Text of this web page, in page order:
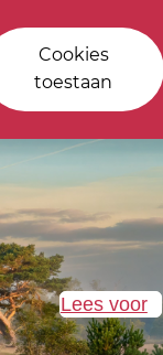
Cookies
toestaan
Lees voor